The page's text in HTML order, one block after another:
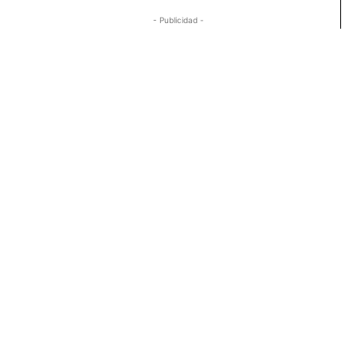
- Publicidad -